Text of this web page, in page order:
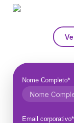
Nome Completo*
Email corporativo*